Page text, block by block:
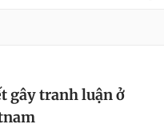
gây tranh luận ở